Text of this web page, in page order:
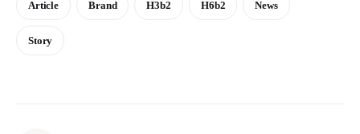
Article Brand H3b2 H6b2 News
Story